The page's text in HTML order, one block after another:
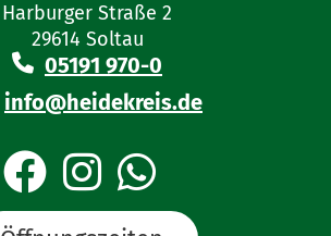
Harburger Straße 2
29614 Soltau
05191 970-0
info@heidekreis.de